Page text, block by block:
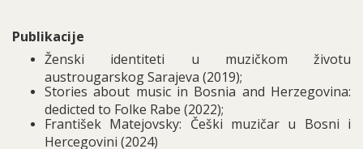
Publikacije
Ženski identiteti u muzičkom životu
austrougarskog Sarajeva (2019);
Stories about music in Bosnia and Herzegovina:
dedicted to Folke Rabe (2022);
František Matejovsky: Češki muzičar u Bosni i
Hercegovini (2024)